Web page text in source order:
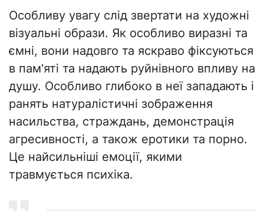
Особливу увагу слід звертати на художні
візуальні образи. Як особливо виразні та
ємні, вони надовго та яскраво фіксуються
в пам'яті та надають руйнівного впливу на
душу. Особливо глибоко в неї западають і
ранять натуралістичні зображення
насильства, страждань, демонстрація
агресивності, а також еротики та порно.
Це найсильніші емоції, якими
травмується психіка.